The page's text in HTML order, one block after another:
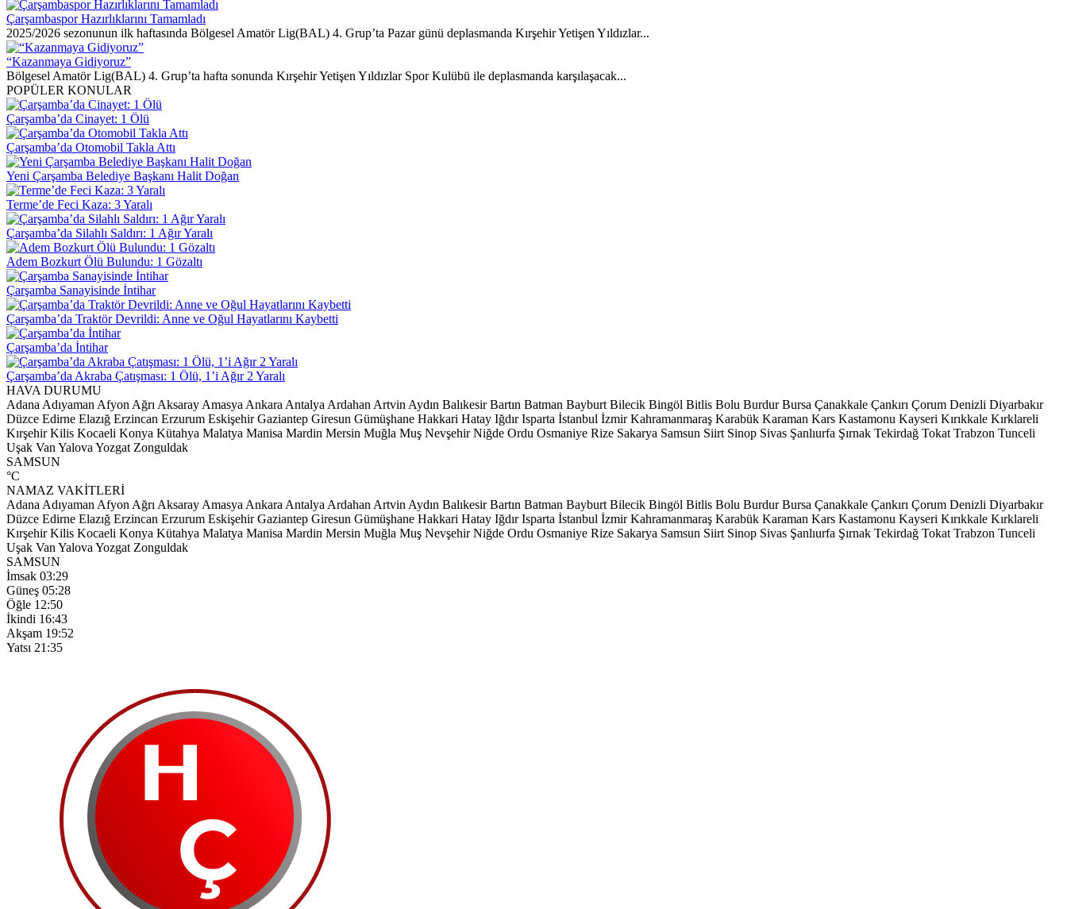
Çarşambaspor Hazırlıklarını Tamamladı
2025/2026 sezonunun ilk haftasında Bölgesel Amatör Lig(BAL) 4. Grup’ta Pazar günü deplasmanda Kırşehir Yetişen Yıldızlar...
“Kazanmaya Gidiyoruz”
Bölgesel Amatör Lig(BAL) 4. Grup’ta hafta sonunda Kırşehir Yetişen Yıldızlar Spor Kulübü ile deplasmanda karşılaşacak...
POPÜLER KONULAR
Çarşamba’da Cinayet: 1 Ölü
Çarşamba’da Otomobil Takla Attı
Yeni Çarşamba Belediye Başkanı Halit Doğan
Terme’de Feci Kaza: 3 Yaralı
Çarşamba’da Silahlı Saldırı: 1 Ağır Yaralı
Adem Bozkurt Ölü Bulundu: 1 Gözaltı
Çarşamba Sanayisinde İntihar
Çarşamba’da Traktör Devrildi: Anne ve Oğul Hayatlarını Kaybetti
Çarşamba’da İntihar
Çarşamba’da Akraba Çatışması: 1 Ölü, 1’i Ağır 2 Yaralı
HAVA DURUMU
Adana Adıyaman Afyon Ağrı Aksaray Amasya Ankara Antalya Ardahan Artvin Aydın Balıkesir Bartın Batman Bayburt Bilecik Bingöl Bitlis Bolu Burdur Bursa Çanakkale Çankırı Çorum Denizli Diyarbakır
Düzce Edirne Elazığ Erzincan Erzurum Eskişehir Gaziantep Giresun Gümüşhane Hakkari Hatay Iğdır Isparta İstanbul İzmir Kahramanmaraş Karabük Karaman Kars Kastamonu Kayseri Kırıkkale Kırklareli
Kırşehir Kilis Kocaeli Konya Kütahya Malatya Manisa Mardin Mersin Muğla Muş Nevşehir Niğde Ordu Osmaniye Rize Sakarya Samsun Siirt Sinop Sivas Şanlıurfa Şırnak Tekirdağ Tokat Trabzon Tunceli
Uşak Van Yalova Yozgat Zonguldak
SAMSUN
°C
NAMAZ VAKİTLERİ
Adana Adıyaman Afyon Ağrı Aksaray Amasya Ankara Antalya Ardahan Artvin Aydın Balıkesir Bartın Batman Bayburt Bilecik Bingöl Bitlis Bolu Burdur Bursa Çanakkale Çankırı Çorum Denizli Diyarbakır
Düzce Edirne Elazığ Erzincan Erzurum Eskişehir Gaziantep Giresun Gümüşhane Hakkari Hatay Iğdır Isparta İstanbul İzmir Kahramanmaraş Karabük Karaman Kars Kastamonu Kayseri Kırıkkale Kırklareli
Kırşehir Kilis Kocaeli Konya Kütahya Malatya Manisa Mardin Mersin Muğla Muş Nevşehir Niğde Ordu Osmaniye Rize Sakarya Samsun Siirt Sinop Sivas Şanlıurfa Şırnak Tekirdağ Tokat Trabzon Tunceli
Uşak Van Yalova Yozgat Zonguldak
SAMSUN
İmsak 03:29
Güneş 05:28
Öğle 12:50
İkindi 16:43
Akşam 19:52
Yatsı 21:35